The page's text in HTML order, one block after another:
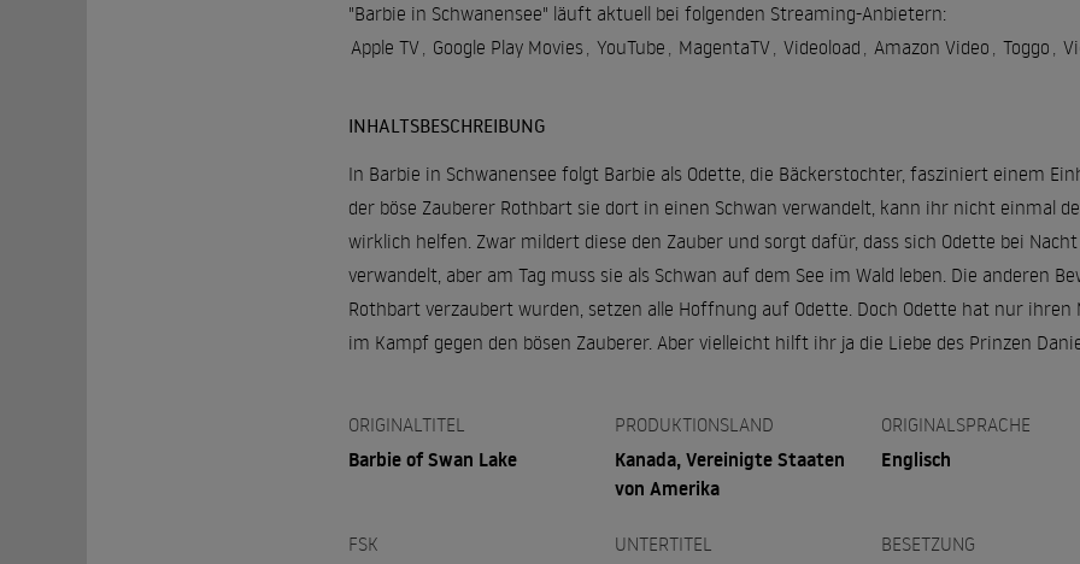
"Barbie in Schwanensee" läuft aktuell bei folgenden Streaming-Anbietern:
Apple TV, Google Play Movies, YouTube , MagentaTV, Videoload , Amazon Video , Toggo ,
INHALTSBESCHREIBUNG
In Barbie in Schwanensee folgt Barbie als Odette, die Bäckerstochter, fasziniert einem
der böse Zauberer Rothbart sie dort in einen Schwan verwandelt, kann ihr nicht einmal
wirklich helfen. Zwar mildert diese den Zauber und sorgt dafür, dass sich Odette bei
verwandelt, aber am Tag muss sie als Schwan auf dem See im Wald leben. Die anderen
Rothbart verzaubert wurden, setzen alle Hoffnung auf Odette. Doch Odette hat nur
im Kampf gegen den bösen Zauberer. Aber vielleicht hilft ihr ja die Liebe des Prinzen
ORIGINALTITEL
Barbie of Swan Lake
PRODUKTIONSLAND
Kanada, Vereinigte Staaten
von Amerika
ORIGINALSPRACHE
Englisch
FSK UNTERTITEL BESETZUNG